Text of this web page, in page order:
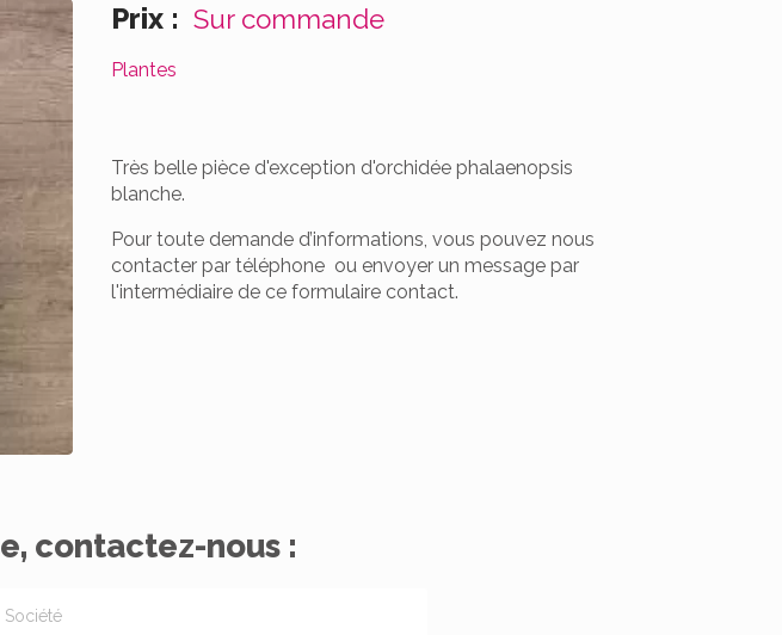
Prix : Sur commande
Plantes
Très belle pièce d'exception d'orchidée phalaenopsis
blanche.
Pour toute demande d’informations, vous pouvez nous
contacter par téléphone ou envoyer un message par
l'intermédiaire de ce formulaire contact.
contactez-nous :